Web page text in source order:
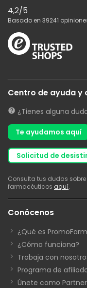
4,2/5
Basado en 39241
Centro de ayuda y
¿Tienes alguna
Te ayudamos aquí
solicitud de
Consulta tus dudas
farmacéuticos aquí.
Conócenos
¿Qué es
¿Cómo funciona?
Trabaja con
Programa de
Únete como Partner